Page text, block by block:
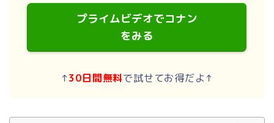
プライムビデオでコナン
をみる
↑30日間無料で試せてお得だよ↑